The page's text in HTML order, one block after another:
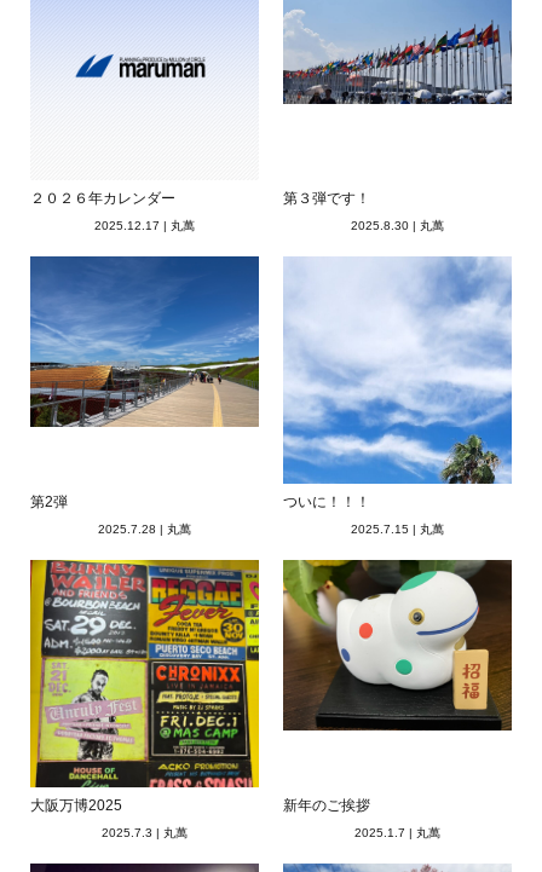
２０２６年カレンダー
2025.12.17 | 丸萬
第３弾です！
2025.8.30| 丸萬
第2弾
2025.7.28 | 丸萬
ついに！！！
2025.7.15 | 丸萬
大阪万博2025
2025.7.3 | 丸萬
新年のご挨拶
2025.1.7 | 丸萬